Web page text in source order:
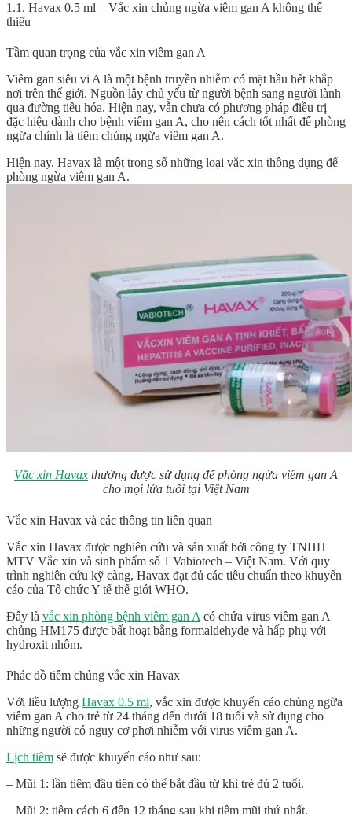
1.1. Havax 0.5 ml – Vắc xin chủng ngừa viêm gan A không thể
thiếu
Tầm quan trọng của vắc xin viêm gan A
Viêm gan siêu vi A là một bệnh truyền nhiễm có mặt hầu hết khắp
nơi trên thế giới. Nguồn lây chủ yếu từ người bệnh sang người lành
qua đường tiêu hóa. Hiện nay, vẫn chưa có phương pháp điều trị
đặc hiệu dành cho bệnh viêm gan A, cho nên cách tốt nhất để phòng
ngừa chính là tiêm chủng ngừa viêm gan A.
Hiện nay, Havax là một trong số những loại vắc xin thông dụng để
phòng ngừa viêm gan A.
Vắc xin Havax thường được sử dụng để phòng ngừa viêm gan A
cho mọi lứa tuổi tại Việt Nam
Vắc xin Havax và các thông tin liên quan
Vắc xin Havax được nghiên cứu và sản xuất bởi công ty TNHH
MTV Vắc xin và sinh phẩm số 1 Vabiotech – Việt Nam. Với quy
trình nghiên cứu kỹ càng, Havax đạt đủ các tiêu chuẩn theo khuyến
cáo của Tổ chức Y tế thế giới WHO.
Đây là vắc xin phòng bệnh viêm gan A có chứa virus viêm gan A
chủng HM175 được bất hoạt bằng formaldehyde và hấp phụ với
hydroxit nhôm.
Phác đồ tiêm chủng vắc xin Havax
Với liều lượng Havax 0.5 ml, vắc xin được khuyến cáo chủng ngừa
viêm gan A cho trẻ từ 24 tháng đến dưới 18 tuổi và sử dụng cho
những người có nguy cơ phơi nhiễm với virus viêm gan A.
Lịch tiêm sẽ được khuyến cáo như sau:
– Mũi 1: lần tiêm đầu tiên có thể bắt đầu từ khi trẻ đủ 2 tuổi.
– Mũi 2: tiêm cách 6 đến 12 tháng sau khi tiêm mũi thứ nhất.